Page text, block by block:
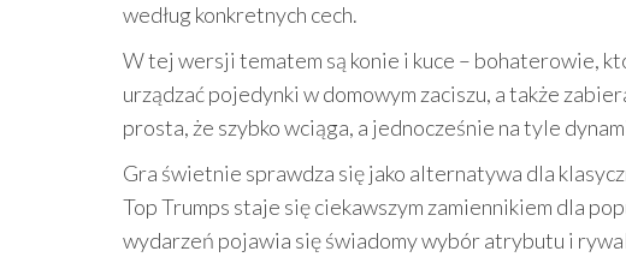
według konkretnych cech.
W tej wersji tematem są konie i kuce – bohaterowie,
urządzać pojedynki w domowym zaciszu, a także
prosta, że szybko wciąga, a jednocześnie na tyle
Gra świetnie sprawdza się jako alternatywa dla
Top Trumps staje się ciekawszym zamiennikiem dla
wydarzeń pojawia się świadomy wybór atrybutu i